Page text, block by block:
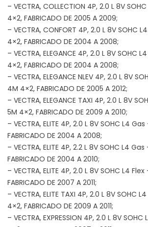
– VECTRA, COLLECTION 4P, 2.0 L 8V
4×2, FABRICADO DE 2005 A 2009;
– VECTRA, CONFORT 4P, 2.0 L 8V SOHC
4×2, FABRICADO DE 2004 A 2008;
– VECTRA, ELEGANCE 4P, 2.0 L 8V SOHC
4×2, FABRICADO DE 2004 A 2008;
– VECTRA, ELEGANCE NLEV 4P, 2.0 L 8V
4M 4×2, FABRICADO DE 2005 A 2012;
– VECTRA, ELEGANCE TAXI 4P, 2.0 L 8V
5M 4×2, FABRICADO DE 2009 A 2010;
– VECTRA, ELITE 4P, 2.0 L 8V SOHC L4
FABRICADO DE 2004 A 2008;
– VECTRA, ELITE 4P, 2.2 L 8V SOHC L4
FABRICADO DE 2004 A 2010;
– VECTRA, ELITE 4P, 2.0 L 8V SOHC L4
FABRICADO DE 2007 A 2011;
– VECTRA, ELITE TAXI 4P, 2.0 L 8V SOHC
4×2, FABRICADO DE 2009 A 2011;
– VECTRA, EXPRESSION 4P, 2.0 L 8V